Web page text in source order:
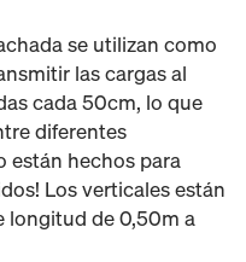
se utilizan como
las cargas al
cada 50cm, lo que
diferentes
están hechos para
Los verticales están
longitud de 0,50m a